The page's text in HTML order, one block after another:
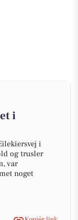
i
i
og trusler
var
noget